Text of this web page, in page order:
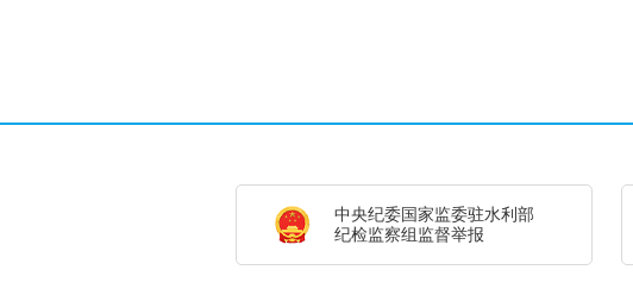
中央纪委国家监委驻水利部
纪检监察组监督举报